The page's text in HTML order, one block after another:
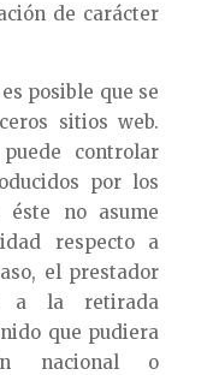
de carácter
posible que se
sitios web.
controlar
por los
no asume
respecto a
el prestador
a la retirada
que pudiera
nacional o